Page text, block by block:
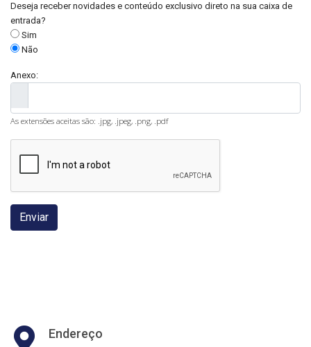
Deseja receber novidades e conteúdo exclusivo direto na sua caixa de
entrada?
Sim
Não
Anexo:
As extensões aceitas são: .jpg, .jpeg, .png, .pdf
Enviar
Endereço